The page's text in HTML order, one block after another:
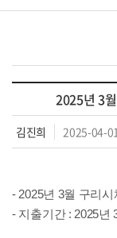
2025년 3
김진희 2025-04-
- 2025년 3월 구리
- 지출기간 : 2025년